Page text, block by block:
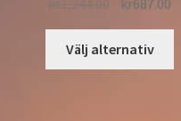
Välj alternativ